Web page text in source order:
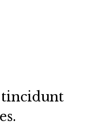
tincidunt